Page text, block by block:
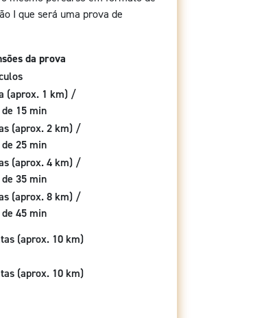
I que será uma prova de
da prova
(aprox. 1 km) /
15 min
(aprox. 2 km) /
25 min
(aprox. 4 km) /
35 min
(aprox. 8 km) /
45 min
(aprox. 10 km)
(aprox. 10 km)